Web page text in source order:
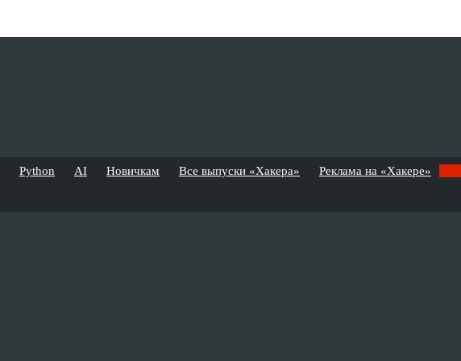
Python AI Новичкам Все выпуски «Хакера» Реклама на «Хакере»